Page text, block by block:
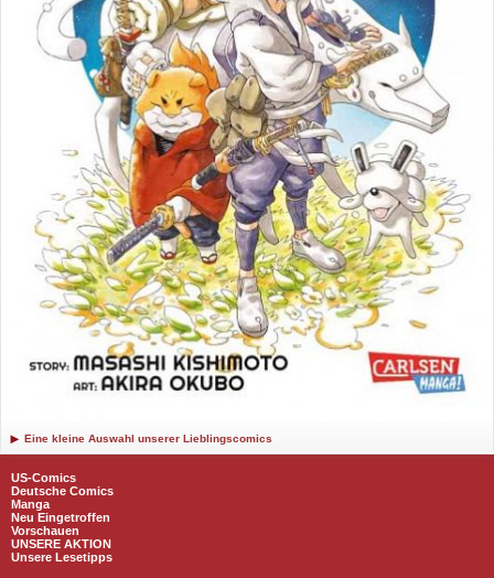
Eine kleine Auswahl unserer Lieblingscomics
US-Comics
Deutsche Comics
Manga
Neu Eingetroffen
Vorschauen
UNSERE AKTION
Unsere Lesetipps